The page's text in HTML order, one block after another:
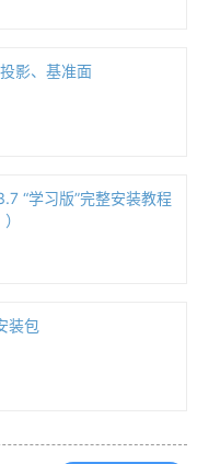
影、基准面
“学习版”完整安装教程
装包